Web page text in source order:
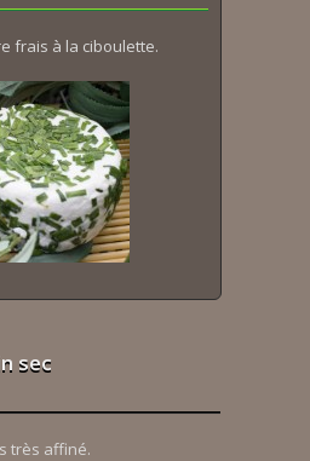
frais à la ciboulette.
sec
très affiné.